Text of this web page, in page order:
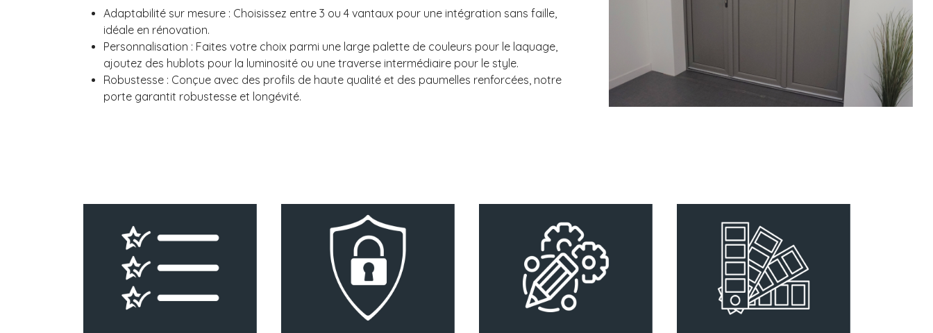
Adaptabilité sur mesure : Choisissez entre 3 ou 4 vantaux pour une intégration sans faille,
idéale en rénovation.
Personnalisation : Faites votre choix parmi une large palette de couleurs pour le laquage,
ajoutez des hublots pour la luminosité ou une traverse intermédiaire pour le style.
Robustesse : Conçue avec des profils de haute qualité et des paumelles renforcées, notre
porte garantit robustesse et longévité.